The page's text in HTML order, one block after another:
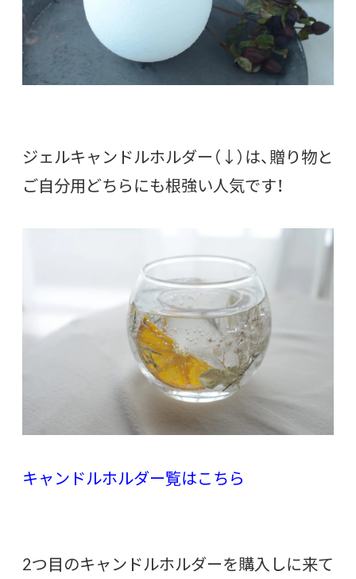
ジェルキャンドルホルダー（↓）は、贈り物と
ご自分用どちらにも根強い人気です！
キャンドルホルダー覧はこちら
2つ目のキャンドルホルダーを購入しに来て